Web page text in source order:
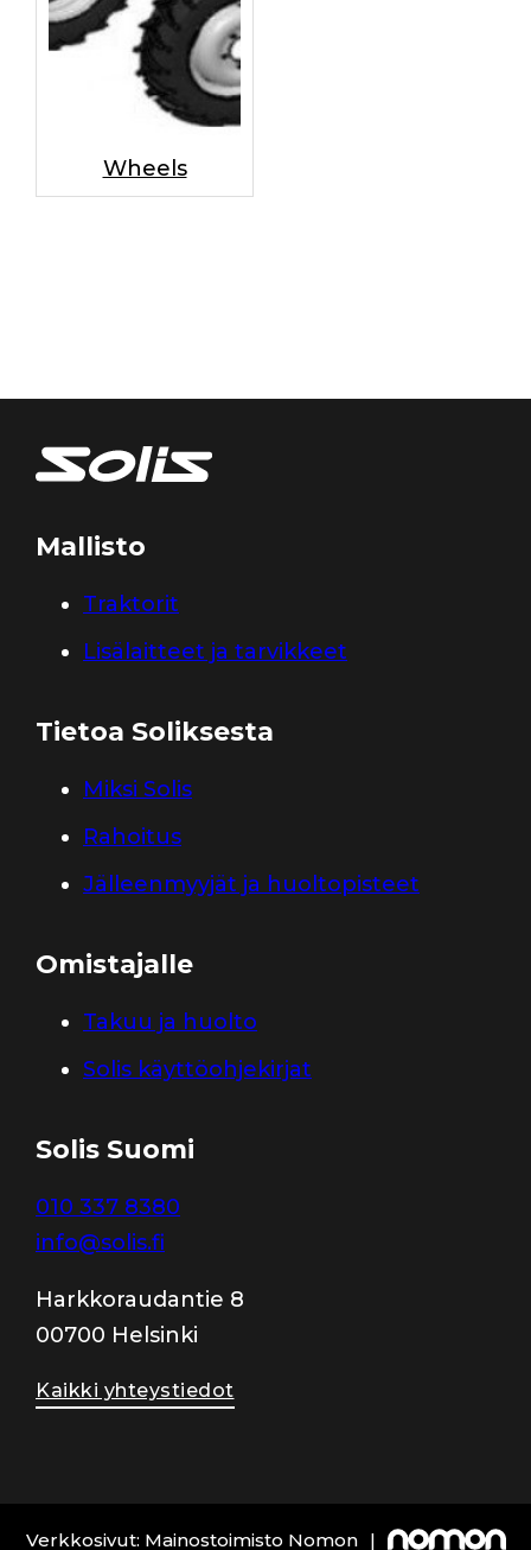
Wheels
Mallisto
Traktorit
Lisälaitteet ja tarvikkeet
Tietoa Soliksesta
Miksi Solis
Rahoitus
Jälleenmyyjät ja huoltopisteet
Omistajalle
Takuu ja huolto
Solis käyttöohjekirjat
Solis Suomi
010 337 8380
info@solis.fi
Harkkoraudantie 8
00700 Helsinki
Kaikki yhteystiedot
Verkkosivut: Mainostoimisto Nomon |